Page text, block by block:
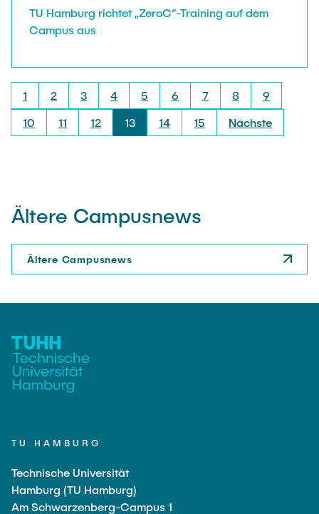
TU Hamburg richtet „ZeroC“-Training auf dem
Campus aus
1 2 3 4 5 6 7 8
9
10
11 12 13 14 15 Nächste
Ältere Campusnews
Ältere Campusnews
TU HAMBURG
Technische Universität
Hamburg (TU Hamburg)
Am Schwarzenberg-Campus 1